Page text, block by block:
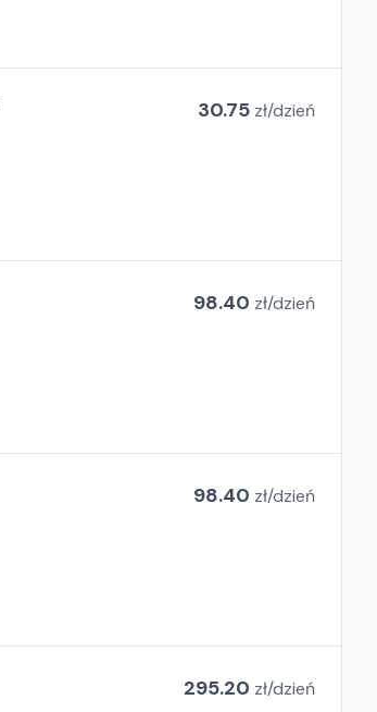
30.75 zł/dzień
98.40 zł/dzień
98.40 zł/dzień
295.20 zł/dzień